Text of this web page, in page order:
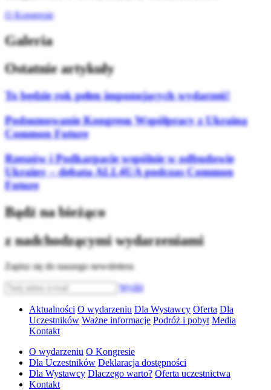
O Kongresie
Galeria
Ostatnie artykuły
To będzie rok pełen imponujących wydarzeń!
Podsumowanie Kongresu Współpracy z Ukrainą
Common Future
Rzeszów i Podkarpacie wspólnie w odbudowie
Ukrainy – debata ALL4UA podczas Common
Future
Bądź na bieżąco
z nadchodzącymi wydarzeniami
Zapisz się do naszego newslettera
Wyślij
Aktualności O wydarzeniu Dla Wystawcy Oferta Dla
Uczestników Ważne informacje Podróż i pobyt Media
Kontakt
O wydarzeniu O Kongresie
Dla Uczestników Deklaracja dostępności
Dla Wystawcy Dlaczego warto? Oferta uczestnictwa
Kontakt